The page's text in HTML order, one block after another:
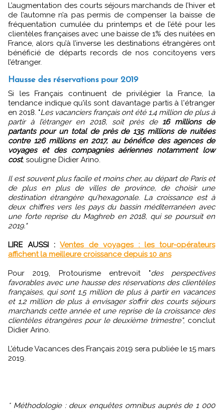
L’augmentation des courts séjours marchands de l’hiver et
de l’automne n’a pas permis de compenser la baisse de
fréquentation cumulée du printemps et de l’été pour les
clientèles françaises avec une baisse de 1% des nuitées en
France, alors qu’à l’inverse les destinations étrangères ont
bénéficié de départs records de nos concitoyens vers
l’étranger.
Hausse des réservations pour 2019
Si les Français continuent de privilégier la France, la
tendance indique qu'ils sont davantage partis à l'étranger
en 2018. "Les vacanciers français ont été 1,4 million de plus à
partir à l’étranger en 2018, soit près de 16 millions de
partants pour un total de près de 135 millions de nuitées
contre 126 millions en 2017, au bénéfice des agences de
voyages et des compagnies aériennes notamment low
cost, souligne Didier Arino.
Il est souvent plus facile et moins cher, au départ de Paris et
de plus en plus de villes de province, de choisir une
destination étrangère qu’hexagonale. La croissance est à
deux chiffres vers les pays du bassin méditerranéen avec
une forte reprise du Maghreb en 2018, qui se poursuit en
2019."
LIRE AUSSI : Ventes de voyages : les tour-opérateurs
affichent la meilleure croissance depuis 10 ans
Pour 2019, Protourisme entrevoit "des perspectives
favorables avec une hausse des réservations des clientèles
françaises, qui sont 1,5 million de plus à partir en vacances
et 1,2 million de plus à envisager s’offrir des courts séjours
marchands cette année et une reprise de la croissance des
clientèles étrangères pour le deuxième trimestre", conclut
Didier Arino.
L’étude Vacances des Français 2019 sera publiée le 15 mars
2019.
* Méthodologie : deux enquêtes omnibus auprès de 1 000